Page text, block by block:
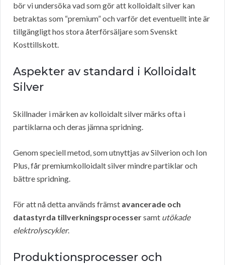
bör vi undersöka vad som gör att kolloidalt silver kan
betraktas som “premium” och varför det eventuellt inte är
tillgängligt hos stora återförsäljare som Svenskt
Kosttillskott.
Aspekter av standard i Kolloidalt
Silver
Skillnader i märken av kolloidalt silver märks ofta i
partiklarna och deras jämna spridning.
Genom speciell metod, som utnyttjas av Silverion och Ion
Plus, får premiumkolloidalt silver mindre partiklar och
bättre spridning.
För att nå detta används främst avancerade och
datastyrda tillverkningsprocessersamt utökade
elektrolyscykler.
Produktionsprocesser och